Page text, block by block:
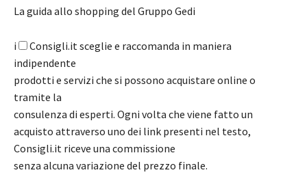
La guida allo shopping del Gruppo Gedi
i
Consigli.it sceglie e raccomanda in maniera
indipendente
prodotti e servizi che si possono acquistare online o
tramite la
consulenza di esperti. Ogni volta che viene fatto un
acquisto attraverso uno dei link presenti nel testo,
Consigli.it riceve una commissione
senza alcuna variazione del prezzo finale.